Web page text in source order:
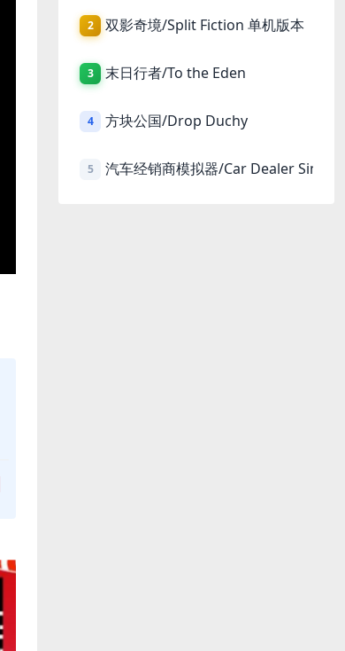
2 双影奇境/Split Fiction 单机版本
3 末日行者/To the Eden
4 方块公国/Drop Duchy
5 汽车经销商模拟器/Car Dealer